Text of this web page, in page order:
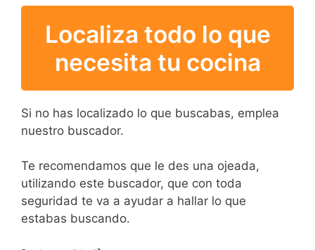
Localiza todo lo que
necesita tu cocina
Si no has localizado lo que buscabas, emplea
nuestro buscador.
Te recomendamos que le des una ojeada,
utilizando este buscador, que con toda
seguridad te va a ayudar a hallar lo que
estabas buscando.